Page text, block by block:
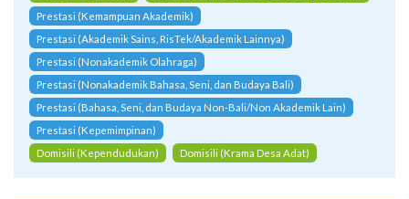
Prestasi (Nonakademik Olahraga)
Prestasi (Nonakademik Bahasa, Seni, dan Budaya Bali)
Prestasi (Bahasa, Seni, dan Budaya Non-Bali/Non Akademik Lain)
Prestasi (Kepemimpinan)
Domisili (Kependudukan)
Domisili (Krama Desa Adat)